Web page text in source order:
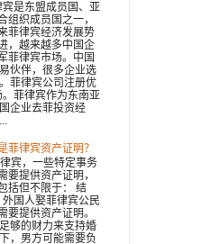
宾是东盟成员国、亚
组织成员国之一，
菲律宾经济发展势
，越来越多中国企
菲律宾市场。中国
伙伴，很多企业选
菲律宾公司注册优
菲律宾作为东南亚
企业去菲投资经
菲律宾资产证明？
宾，一些特定事务
要提供资产证明，
括但不限于： 结
国人娶菲律宾公民
要提供资产证明。
够的财力来支持婚
，男方可能需要负